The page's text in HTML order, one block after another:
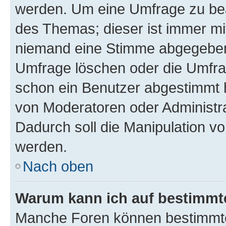
werden. Um eine Umfrage zu
des Themas; dieser ist immer
niemand eine Stimme
Umfrage löschen oder die
schon ein Benutzer
von Moderatoren oder
Dadurch soll die Manipulation
werden.
Nach oben
Warum kann ich auf
Manche Foren können